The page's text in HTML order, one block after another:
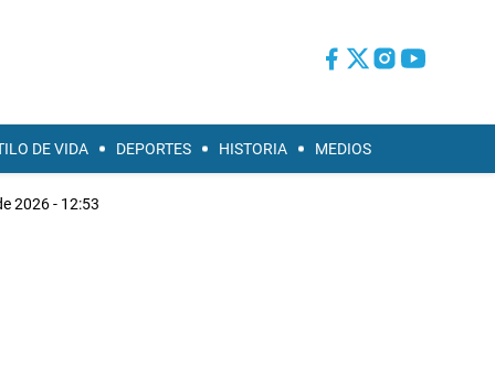
DE VIDA DEPORTES HISTORIA MEDIOS
2026 - 12:53